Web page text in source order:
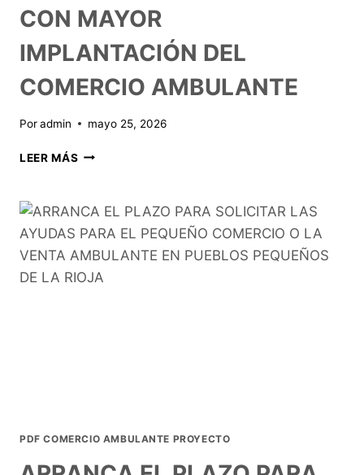
CON MAYOR
IMPLANTACIÓN DEL
COMERCIO AMBULANTE
Poradmin mayo 25, 2026
LEER MÁS
PDF COMERCIO AMBULANTE PROYECTO